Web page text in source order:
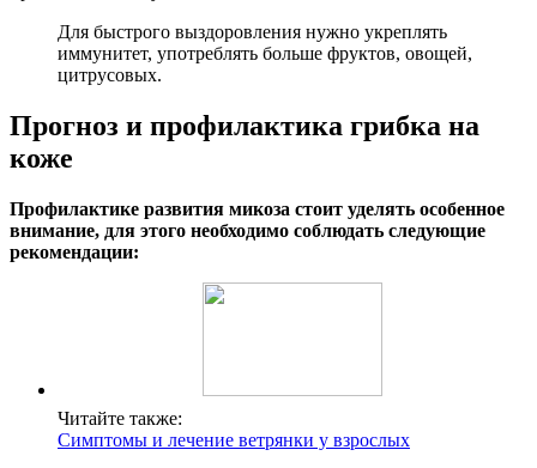
Для быстрого выздоровления нужно укреплять
иммунитет, употреблять больше фруктов, овощей,
цитрусовых.
Прогноз и профилактика грибка на
коже
Профилактике развития микоза стоит уделять особенное
внимание, для этого необходимо соблюдать следующие
рекомендации:
Читайте также:
Симптомы и лечение ветрянки у взрослых